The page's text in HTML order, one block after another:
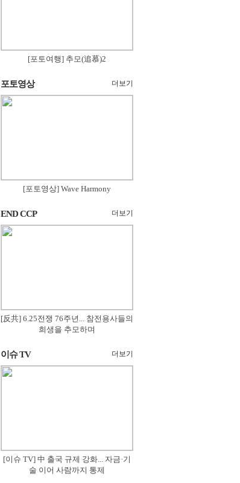
[포토여행] 추모(追慕)2
포토영상 더보기
[포토영상] Wave Harmony
END CCP 더보기
[反共] 6.25전쟁 76주년... 참전용사들의
희생을 추모하며
이슈 TV 더보기
[이슈 TV] 中 출국 규제 강화... 자금·기
술 이어 사람까지 통제